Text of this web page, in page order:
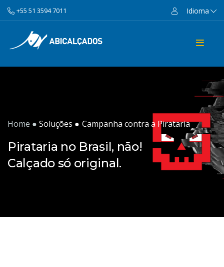
+55 51 3594 7011 Idioma
Home ● Soluções ● Campanha contra a Pirataria
Pirataria no Brasil, não!
Calçado só original.